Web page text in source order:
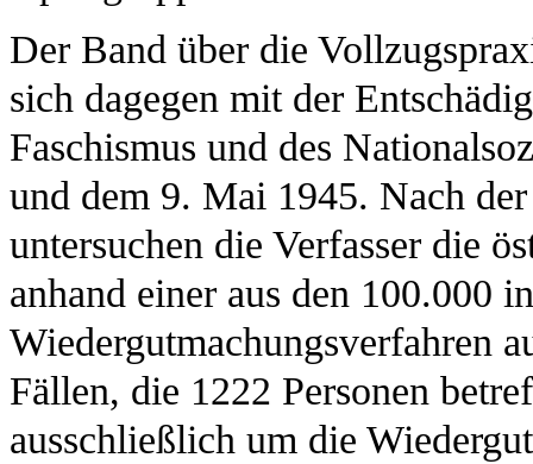
Der Band über die
sich dagegen mit der
Faschismus und des
und dem 9. Mai 1945. Nach
untersuchen die Verfasser die
anhand einer aus den 100.000
Wiedergutmachungsverfahren
Fällen, die 1222 Personen
ausschließlich um die